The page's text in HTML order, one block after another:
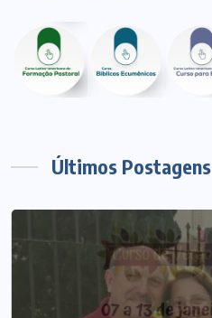
Últimos Postagens